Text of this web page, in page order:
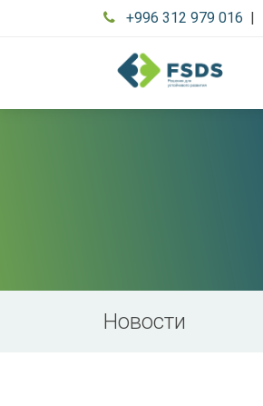
+996 312 979 016 |
Новости